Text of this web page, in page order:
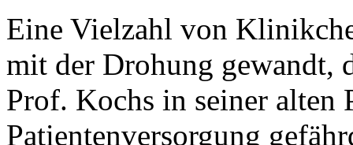
Eine Vielzahl von
mit der Drohung gewandt,
Prof. Kochs in seiner alten
Patientenversorgung